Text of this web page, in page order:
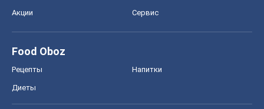
Акции Сервис
Food Oboz
Рецепты Напитки
Диеты